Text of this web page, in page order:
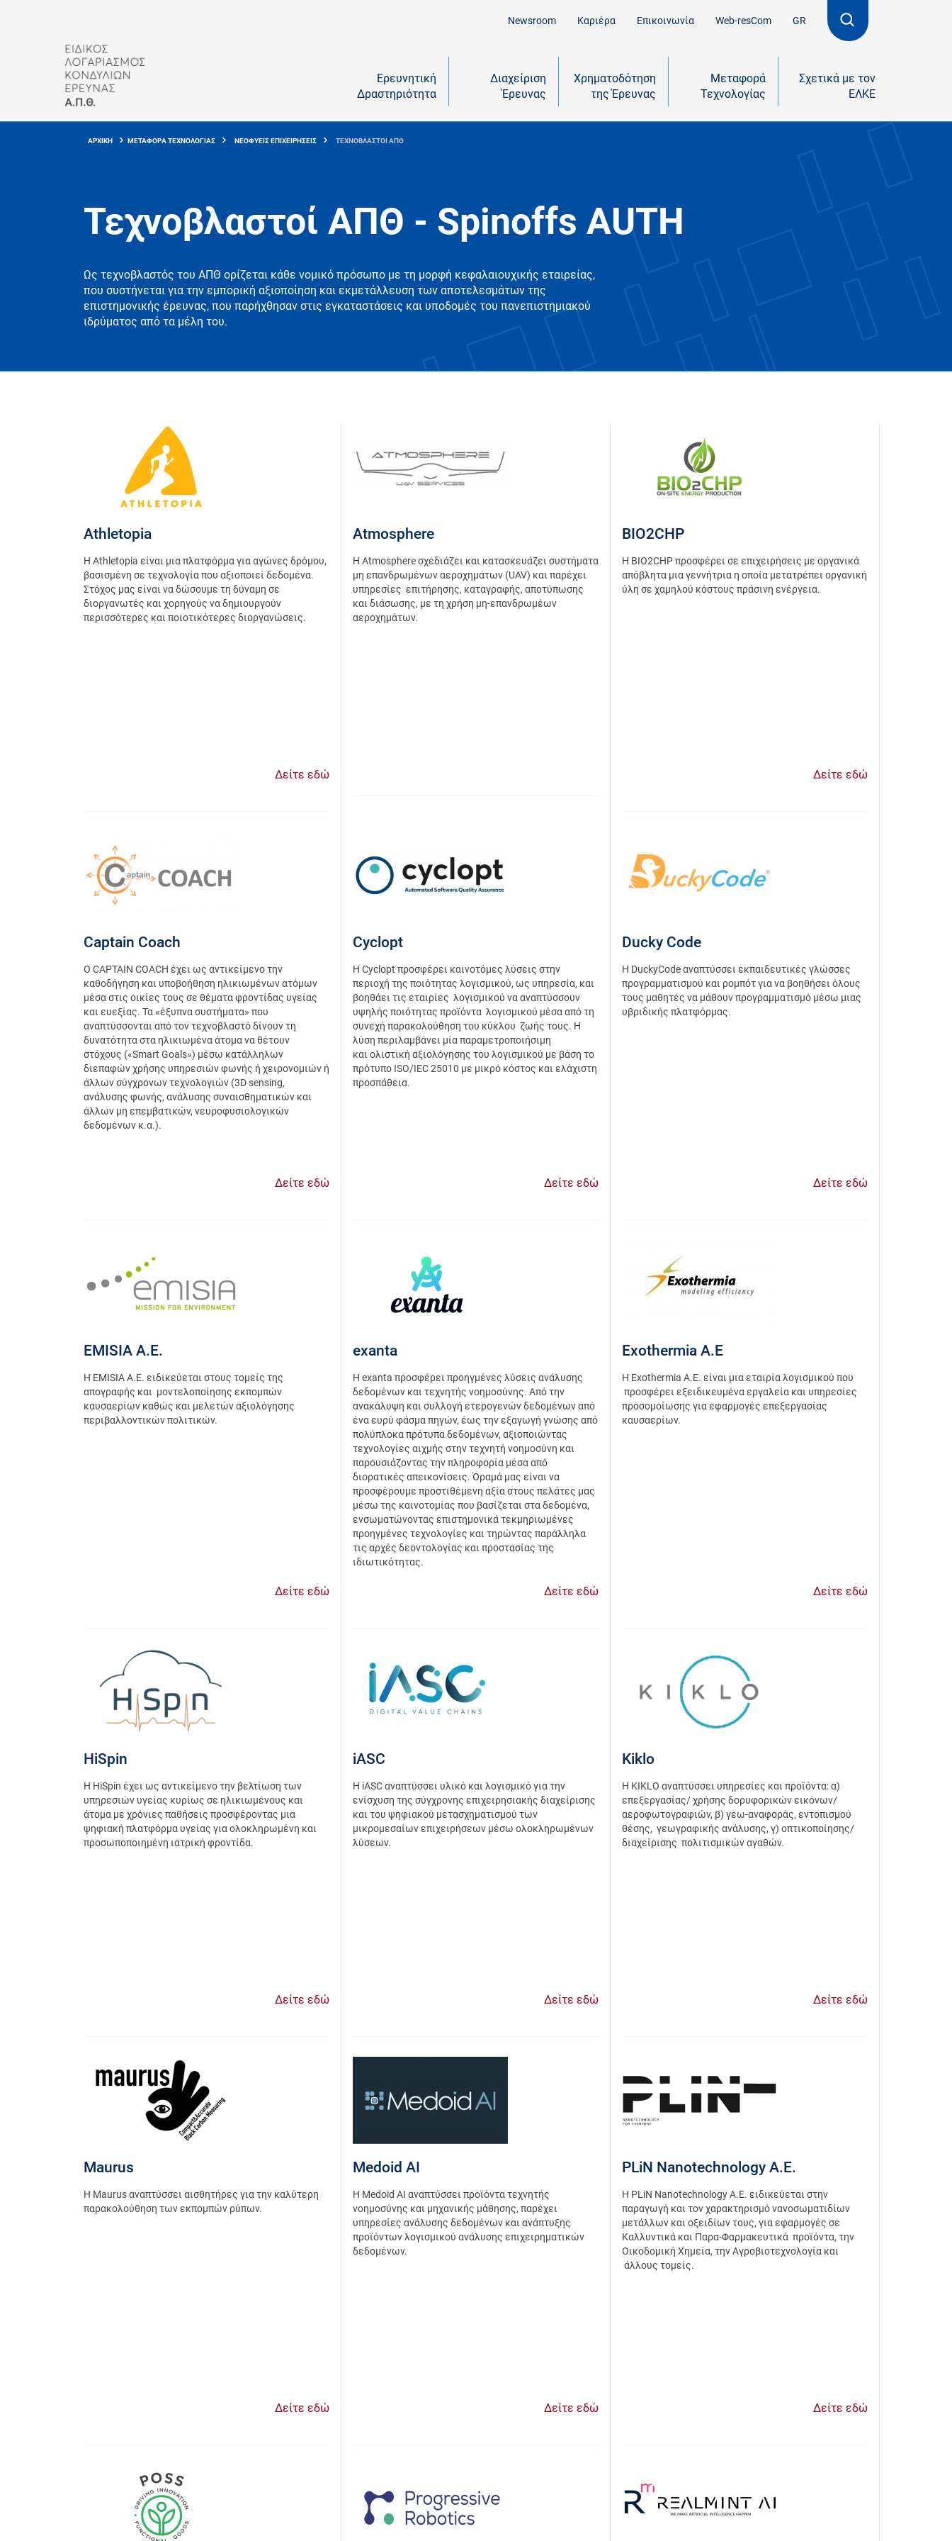
Newsroom Καριέρα Επικοινωνία Web-resCom GR
Ερευνητική
Δραστηριότητα
Διαχείριση
Έρευνας
Χρηματοδότηση
της Έρευνας
Μεταφορά
Τεχνολογίας
Σχετικά με τον
ΕΛΚΕ
ΑΡΧΙΚΗ ΜΕΤΑΦΟΡA ΤΕΧΝΟΛΟΓΙΑΣ ΝΕΟΦΥΕΙΣ ΕΠΙΧΕΙΡΗΣΕΙΣ ΤΕΧΝΟΒΛΑΣΤΟΙ ΑΠΘ
Τεχνοβλαστοί ΑΠΘ - Spinoffs AUTH
Ως τεχνοβλαστός του ΑΠΘ ορίζεται κάθε νομικό πρόσωπο με τη μορφή κεφαλαιουχικής εταιρείας,
που συστήνεται για την εμπορική αξιοποίηση και εκμετάλλευση των αποτελεσμάτων της
επιστημονικής έρευνας, που παρήχθησαν στις εγκαταστάσεις και υποδομές του πανεπιστημιακού
ιδρύματος από τα μέλη του.
Athletopia
Η Athletopia είναι μια πλατφόρμα για αγώνες δρόμου,
βασισμένη σε τεχνολογία που αξιοποιεί δεδομένα.
Στόχος μας είναι να δώσουμε τη δύναμη σε
διοργανωτές και χορηγούς να δημιουργούν
περισσότερες και ποιοτικότερες διοργανώσεις.
Δείτε εδώ
Atmosphere
Η Atmosphere σχεδιάζει και κατασκευάζει συστήματα
μη επανδρωμένων αεροχημάτων (UAV) και παρέχει
υπηρεσίες επιτήρησης, καταγραφής, αποτύπωσης
και διάσωσης, με τη χρήση μη-επανδρωμέων
αεροχημάτων.
BIO2CHP
Η BIO2CHP προσφέρει σε επιχειρήσεις με οργανικά
απόβλητα μια γεννήτρια η οποία μετατρέπει οργανική
ύλη σε χαμηλού κόστους πράσινη ενέργεια.
Δείτε εδώ
Captain Coach
O CAPTAIN COACH έχει ως αντικείμενο την
καθοδήγηση και υποβοήθηση ηλικιωμένων ατόμων
μέσα στις οικίες τους σε θέματα φροντίδας υγείας
και ευεξίας. Τα «έξυπνα συστήματα» που
αναπτύσσονται από τον τεχνοβλαστό δίνουν τη
δυνατότητα στα ηλικιωμένα άτομα να θέτουν
στόχους («Smart Goals») μέσω κατάλληλων
διεπαφών χρήσης υπηρεσιών φωνής ή χειρονομιών ή
άλλων σύγχρονων τεχνολογιών (3D sensing,
ανάλυσης φωνής, ανάλυσης συναισθηματικών και
άλλων μη επεμβατικών, νευροφυσιολογικών
δεδομένων κ.α.).
Δείτε εδώ
Cyclopt
Η Cyclopt προσφέρει καινοτόμες λύσεις στην
περιοχή της ποιότητας λογισμικού, ως υπηρεσία, και
βοηθάει τις εταιρίες λογισμικού να αναπτύσσουν
υψηλής ποιότητας προϊόντα λογισμικού μέσα από τη
συνεχή παρακολούθηση του κύκλου ζωής τους. Η
λύση περιλαμβάνει μία παραμετροποιήσιμη
και ολιστική αξιολόγησης του λογισμικού με βάση το
πρότυπο ISO/IEC 25010 με μικρό κόστος και ελάχιστη
προσπάθεια.
Δείτε εδώ
Ducky Code
Η DuckyCode αναπτύσσει εκπαιδευτικές γλώσσες
προγραμματισμού και ρομπότ για να βοηθήσει όλους
τους μαθητές να μάθουν προγραμματισμό μέσω μιας
υβριδικής πλατφόρμας.
Δείτε εδώ
EMISIA Α.Ε.
Η EMISIA Α.Ε. ειδικεύεται στους τομείς της
απογραφής και μοντελοποίησης εκπομπών
καυσαερίων καθώς και μελετών αξιολόγησης
περιβαλλοντικών πολιτικών.
Δείτε εδώ
exanta
Η exanta προσφέρει προηγμένες λύσεις ανάλυσης
δεδομένων και τεχνητής νοημοσύνης. Από την
ανακάλυψη και συλλογή ετερογενών δεδομένων από
ένα ευρύ φάσμα πηγών, έως την εξαγωγή γνώσης από
πολύπλοκα πρότυπα δεδομένων, αξιοποιώντας
τεχνολογίες αιχμής στην τεχνητή νοημοσύνη και
παρουσιάζοντας την πληροφορία μέσα από
διορατικές απεικονίσεις. Όραμά μας είναι να
προσφέρουμε προστιθέμενη αξία στους πελάτες μας
μέσω της καινοτομίας που βασίζεται στα δεδομένα,
ενσωματώνοντας επιστημονικά τεκμηριωμένες
προηγμένες τεχνολογίες και τηρώντας παράλληλα
τις αρχές δεοντολογίας και προστασίας της
ιδιωτικότητας.
Δείτε εδώ
Exothermia Α.Ε
Η Exothermia Α.Ε. είναι μια εταιρία λογισμικού που
προσφέρει εξειδικευμένα εργαλεία και υπηρεσίες
προσομοίωσης για εφαρμογές επεξεργασίας
καυσαερίων.
Δείτε εδώ
HiSpin
H HiSpin έχει ως αντικείμενο την βελτίωση των
υπηρεσιών υγείας κυρίως σε ηλικιωμένους και
άτομα με χρόνιες παθήσεις προσφέροντας μια
ψηφιακή πλατφόρμα υγείας για ολοκληρωμένη και
προσωποποιημένη ιατρική φροντίδα.
Δείτε εδώ
iASC
Η iASC αναπτύσσει υλικό και λογισμικό για την
ενίσχυση της σύγχρονης επιχειρησιακής διαχείρισης
και του ψηφιακού μετασχηματισμού των
μικρομεσαίων επιχειρήσεων μέσω ολοκληρωμένων
λύσεων.
Δείτε εδώ
Kiklo
H KIKLO αναπτύσσει υπηρεσίες και προϊόντα: α)
επεξεργασίας/ χρήσης δορυφορικών εικόνων/
αεροφωτογραφιών, β) γεω-αναφοράς, εντοπισμού
θέσης, γεωγραφικής ανάλυσης, γ) οπτικοποίησης/
διαχείρισης πολιτισμικών αγαθών.
Δείτε εδώ
Maurus
Η Maurus αναπτύσσει αισθητήρες για την καλύτερη
παρακολούθηση των εκπομπών ρύπων.
Δείτε εδώ
Medoid AI
Η Medoid AI αναπτύσσει προϊόντα τεχνητής
νοημοσύνης και μηχανικής μάθησης, παρέχει
υπηρεσίες ανάλυσης δεδομένων και ανάπτυξης
προϊόντων λογισμικού ανάλυσης επιχειρηματικών
δεδομένων.
Δείτε εδώ
PLiN Nanotechnology Α.Ε.
Η PLiN Nanotechnology Α.Ε. ειδικεύεται στην
παραγωγή και τον χαρακτηρισμό νανοσωματιδίων
μετάλλων και οξειδίων τους, για εφαρμογές σε
Καλλυντικά και Παρα-Φαρμακευτικά προϊόντα, την
Οικοδομική Χημεία, την Αγροβιοτεχνολογία και
άλλους τομείς.
Δείτε εδώ